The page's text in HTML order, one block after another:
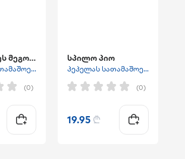
ჩიჩი - ჟოზეს მეგობარი
პეპელას სათამაშოები
(0)
სპილო პიო
პეპელას სათამაშოები
(0)
19.95 ₾